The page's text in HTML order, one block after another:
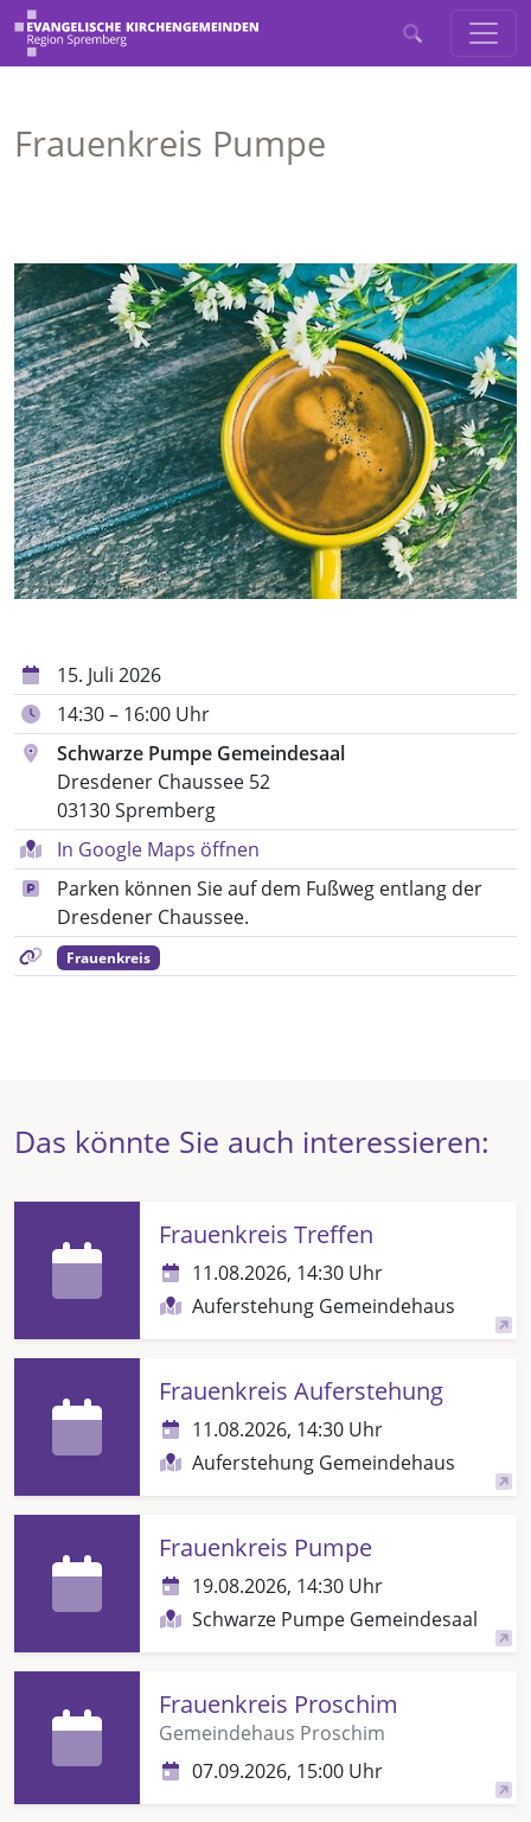
Frauenkreis Pumpe
15. Juli 2026
14:30 – 16:00 Uhr
Schwarze Pumpe Gemeindesaal
Dresdener Chaussee 52
03130 Spremberg
In Google Maps öffnen
Parken können Sie auf dem Fußweg entlang der
Dresdener Chaussee.
Frauenkreis
Das könnte Sie auch interessieren:
Frauenkreis Treffen
11.08.2026, 14:30 Uhr
Auferstehung Gemeindehaus
Frauenkreis Auferstehung
11.08.2026, 14:30 Uhr
Auferstehung Gemeindehaus
Frauenkreis Pumpe
19.08.2026, 14:30 Uhr
Schwarze Pumpe Gemeindesaal
Frauenkreis Proschim
Gemeindehaus Proschim
07.09.2026, 15:00 Uhr